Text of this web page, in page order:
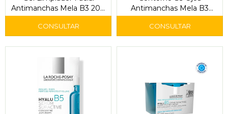
Antimanchas Mela B3 200
ml - La Roche-Posay
Antimanchas Mela B3
Eyes 15 ml - La Roche-
Posay